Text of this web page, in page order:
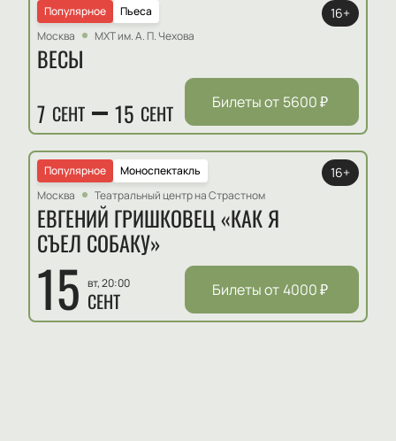
Пьеса
Популярное
Москва
МХТ им. А. П. Чехова
ВЕСЫ
7 СЕНТ 15 СЕНТ
16+
Билеты от 5600₽
Моноспектакль
Популярное
Москва
Театральный центр на Страстном
ЕВГЕНИЙ ГРИШКОВЕЦ «КАК Я
СЪЕЛ СОБАКУ»
15 вт, 20:00
СЕНТ
16+
Билеты от 4000₽